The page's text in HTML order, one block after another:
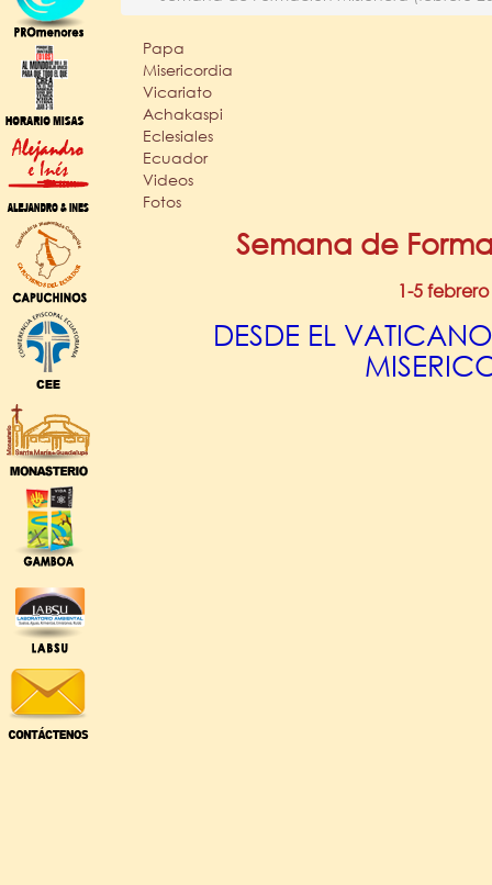
Papa
Misericordia
Vicariato
Achakaspi
Eclesiales
Ecuador
Videos
Fotos
Semana de
1-5
DESDE EL